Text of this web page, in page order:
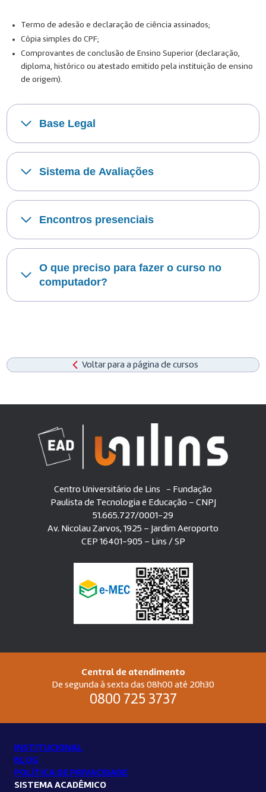
Termo de adesão e declaração de ciência assinados;
Cópia simples do CPF;
Comprovantes de conclusão de Ensino Superior (declaração,
diploma, histórico ou atestado emitido pela instituição de ensino
de origem).
Base Legal
Sistema de Avaliações
Encontros presenciais
O que preciso para fazer o curso no
computador?
Voltar para a página de cursos
Centro Universitário de Lins - Fundação
Paulista de Tecnologia e Educação – CNPJ
51.665.727/0001-29
Av. Nicolau Zarvos, 1925 – Jardim Aeroporto
CEP 16401-905 – Lins / SP
Central de atendimento
De segunda à sexta das 08h00 até 20h30
0800 725 3737
INSTITUCIONAL
BLOG
POLÍTICA DE PRIVACIDADE
SISTEMA ACADÊMICO